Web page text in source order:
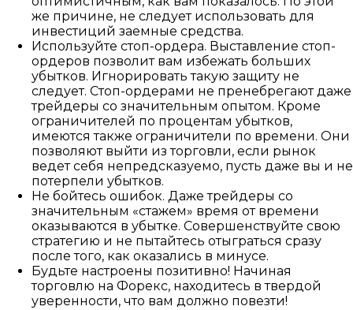
же причине, не следует использовать для
инвестиций заемные средства.
Используйте стоп-ордера. Выставление стоп-
ордеров позволит вам избежать больших
убытков. Игнорировать такую защиту не
следует. Стоп-ордерами не пренебрегают даже
трейдеры со значительным опытом. Кроме
ограничителей по процентам убытков,
имеются также ограничители по времени. Они
позволяют выйти из торговли, если рынок
ведет себя непредсказуемо, пусть даже вы и не
потерпели убытков.
Не бойтесь ошибок. Даже трейдеры со
значительным «стажем» время от времени
оказываются в убытке. Совершенствуйте свою
стратегию и не пытайтесь отыграться сразу
после того, как оказались в минусе.
Будьте настроены позитивно! Начиная
торговлю на Форекс, находитесь в твердой
уверенности, что вам должно повезти!